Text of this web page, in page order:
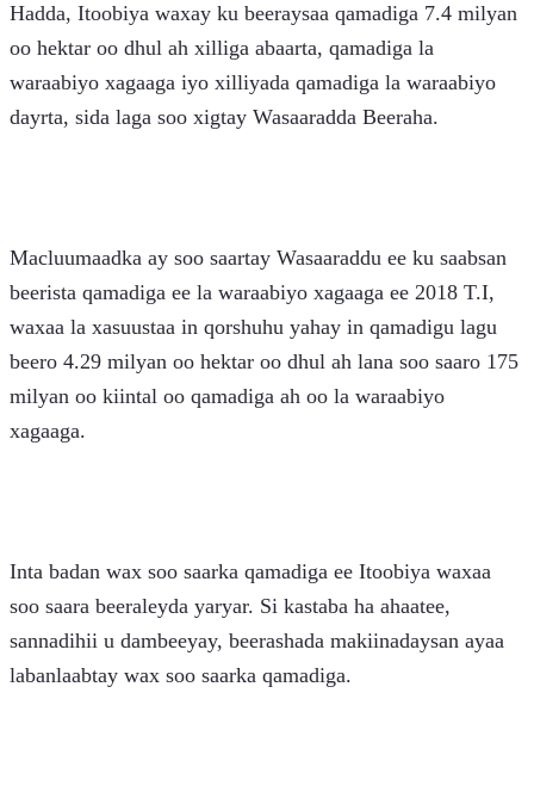
Hadda, Itoobiya waxay ku beeraysaa qamadiga 7.4 milyan
oo hektar oo dhul ah xilliga abaarta, qamadiga la
waraabiyo xagaaga iyo xilliyada qamadiga la waraabiyo
dayrta, sida laga soo xigtay Wasaaradda Beeraha.
Macluumaadka ay soo saartay Wasaaraddu ee ku saabsan
beerista qamadiga ee la waraabiyo xagaaga ee 2018 T.I,
waxaa la xasuustaa in qorshuhu yahay in qamadigu lagu
beero 4.29 milyan oo hektar oo dhul ah lana soo saaro 175
milyan oo kiintal oo qamadiga ah oo la waraabiyo
xagaaga.
Inta badan wax soo saarka qamadiga ee Itoobiya waxaa
soo saara beeraleyda yaryar. Si kastaba ha ahaatee,
sannadihii u dambeeyay, beerashada makiinadaysan ayaa
labanlaabtay wax soo saarka qamadiga.